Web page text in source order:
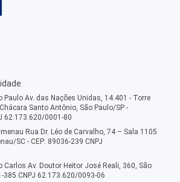
Paulo Av. das Nações Unidas, 14.401 - Torre
Santo Antônio, São Paulo/SP -
62.173.620/0001-80
Rua Dr. Léo de Carvalho, 74 – Sala 1105
SC - CEP: 89036-239 CNPJ
Carlos Av. Doutor Heitor José Reali, 360, São
385 CNPJ 62.173.620/0093-06